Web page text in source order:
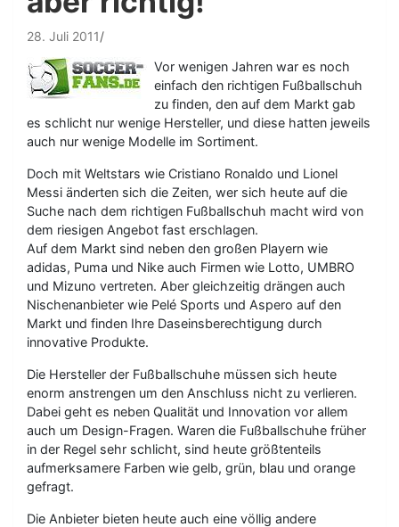
28. Juli 2011
Vor wenigen Jahren war es noch
einfach den richtigen Fußballschuh
zu finden, den auf dem Markt gab
es schlicht nur wenige Hersteller, und diese hatten jeweils
auch nur wenige Modelle im Sortiment.
Doch mit Weltstars wie Cristiano Ronaldo und Lionel
Messi änderten sich die Zeiten, wer sich heute auf die
Suche nach dem richtigen Fußballschuh macht wird von
dem riesigen Angebot fast erschlagen.
Auf dem Markt sind neben den großen Playern wie
adidas, Puma und Nike auch Firmen wie Lotto, UMBRO
und Mizuno vertreten. Aber gleichzeitig drängen auch
Nischenanbieter wie Pelé Sports und Aspero auf den
Markt und finden Ihre Daseinsberechtigung durch
innovative Produkte.
Die Hersteller der Fußballschuhe müssen sich heute
enorm anstrengen um den Anschluss nicht zu verlieren.
Dabei geht es neben Qualität und Innovation vor allem
auch um Design-Fragen. Waren die Fußballschuhe früher
in der Regel sehr schlicht, sind heute größtenteils
aufmerksamere Farben wie gelb, grün, blau und orange
gefragt.
Die Anbieter bieten heute auch eine völlig andere